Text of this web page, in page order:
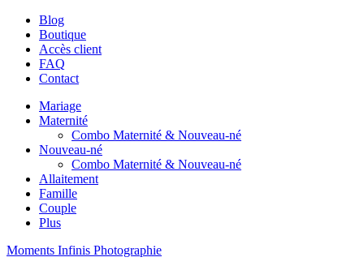
Blog
Boutique
Accès client
FAQ
Contact
Mariage
Maternité
Combo Maternité & Nouveau-né
Nouveau-né
Combo Maternité & Nouveau-né
Allaitement
Famille
Couple
Plus
Moments Infinis Photographie